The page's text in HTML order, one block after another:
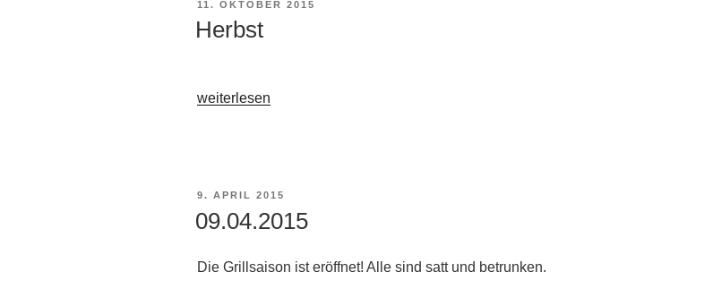
VERÖFFENTLICHT
11. OKTOBER 2015
Herbst
„Herbst“
weiterlesen
VERÖFFENTLICHT
9. APRIL 2015
09.04.2015
Die Grillsaison ist eröffnet! Alle sind satt und betrunken.